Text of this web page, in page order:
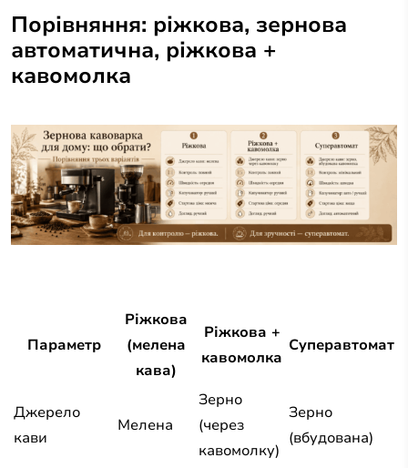
Порівняння: ріжкова, зернова
автоматична, ріжкова +
кавомолка
Параметр
Ріжкова
(мелена
кава)
Ріжкова +
кавомолка
Суперавтомат
Джерело
кави
Мелена
Зерно
(через
кавомолку)
Зерно
(вбудована)